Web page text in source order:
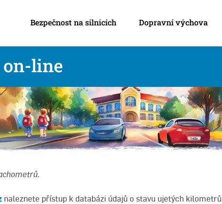
Bezpečnost na silnicích Dopravní výchova
line
naleznete přístup k databázi údajů o stavu ujetých kilometrů